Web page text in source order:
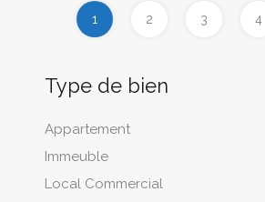
1 2 3 4
Type de bien
Appartement
Immeuble
Local Commercial